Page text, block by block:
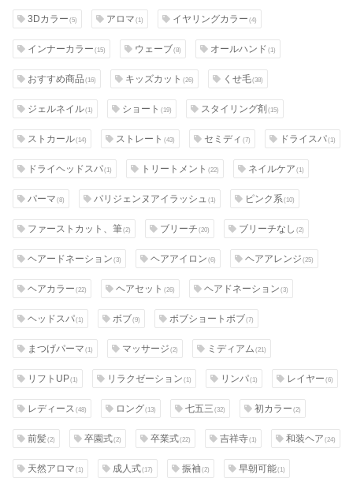
3Dカラー(5) アロマ(1) イヤリングカラー(4)
インナーカラー(15) ウェーブ(8) オールハンド(1)
おすすめ商品(16) キッズカット(26) くせ毛(38)
ジェルネイル(1) ショート(19) スタイリング剤(15)
ストカール(14) ストレート(43) セミディ(7) ドライスパ(1)
ドライヘッドスパ(1) トリートメント(22) ネイルケア(1)
パーマ(8) パリジェンヌアイラッシュ(1) ピンク系(10)
ファーストカット、筆(2) ブリーチ(20) ブリーチなし(2)
ヘアードネーション(3) ヘアアイロン(6) ヘアアレンジ(25)
ヘアカラー(22) ヘアセット(26) ヘアドネーション(3)
ヘッドスパ(1) ボブ(9) ボブショートボブ(7)
まつげパーマ(1) マッサージ(2) ミディアム(21)
リフトUP(1) リラクゼーション(1) リンパ(1) レイヤー(6)
レディース(48) ロング(13) 七五三(32) 初カラー(2)
前髪(2) 卒園式(2) 卒業式(22) 吉祥寺(1) 和装ヘア(24)
天然アロマ(1) 成人式(17) 振袖(2) 早朝可能(1)